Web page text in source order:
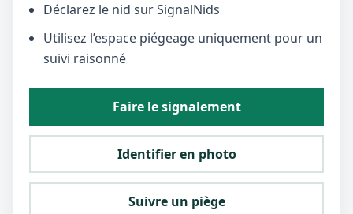
Déclarez le nid sur SignalNids
Utilisez l’espace piégeage uniquement pour un
suivi raisonné
Faire le signalement
Identifier en photo
Suivre un piège